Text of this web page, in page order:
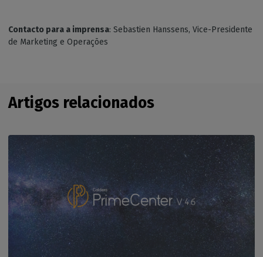
Contacto para a imprensa: Sebastien Hanssens, Vice-Presidente
de Marketing e Operações
Artigos relacionados